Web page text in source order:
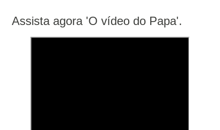
Assista agora 'O vídeo do Papa'.